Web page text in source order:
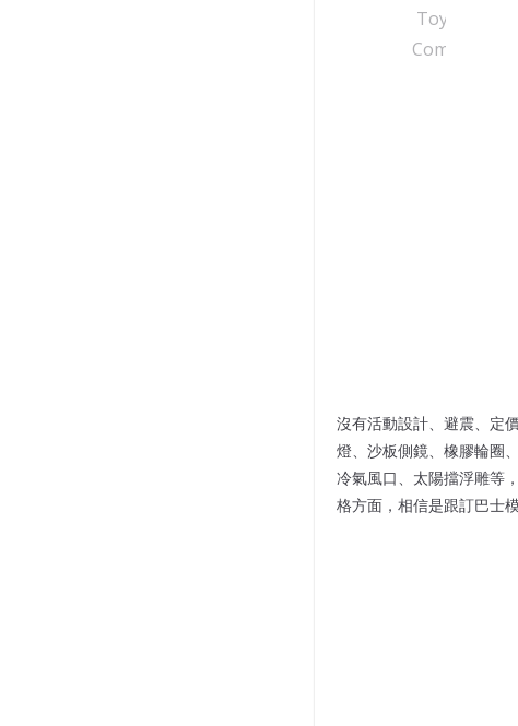
沒有活動設計、避震、定
燈、沙板側鏡、橡膠輪圈
冷氣風口、太陽擋浮雕等
格方面，相信是跟訂巴士